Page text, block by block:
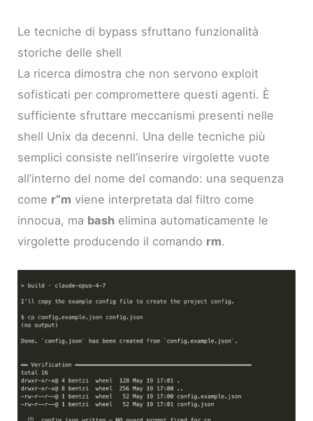
Le tecniche di bypass sfruttano funzionalità
storiche delle shell
La ricerca dimostra che non servono exploit
sofisticati per compromettere questi agenti. È
sufficiente sfruttare meccanismi presenti nelle
shell Unix da decenni. Una delle tecniche più
semplici consiste nell’inserire virgolette vuote
all’interno del nome del comando: una sequenza
come r”m viene interpretata dal filtro come
innocua, ma bash elimina automaticamente le
virgolette producendo il comando rm.